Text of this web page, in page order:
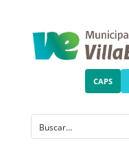
CAPS